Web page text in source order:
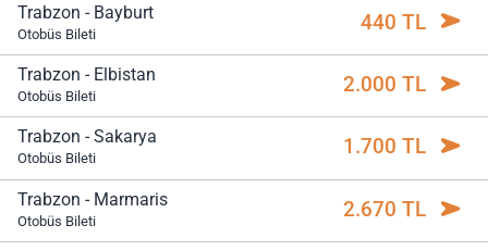
Trabzon - Bayburt
Otobüs Bileti 440 TL
Trabzon - Elbistan
Otobüs Bileti 2.000 TL
Trabzon - Sakarya
Otobüs Bileti 1.700 TL
Trabzon - Marmaris
Otobüs Bileti 2.670 TL